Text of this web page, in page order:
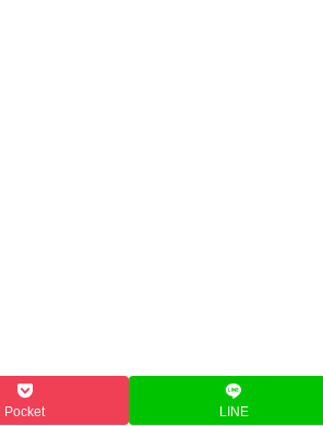
Pocket LINE